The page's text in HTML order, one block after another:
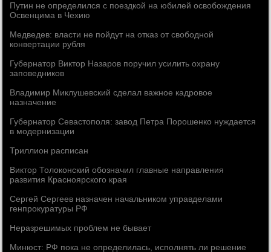
Путин не определился с поездкой на юбилей освобождения
Освенцима в Чехию
Медведев: власти не пойдут на отказ от свободной
конвертации рубля
Губернатор Виктор Назаров поручил усилить охрану
заповедников
Владимир Миклушевский сделал важное кадровое
назначение
Губернатор Севастополя: завод Петра Порошенко нуждается
в модернизации
Триллион расписан
Виктор Толоконский обозначил главные направления
развития Красноярского края
Сергей Сергеев назначен начальником управделами
генпрокуратуры РФ
Неразрешимых проблем не бывает
Минюст: РФ пока не определилась, исполнять ли решение